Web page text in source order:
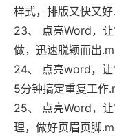
样式，排版又快又
23、 点亮Word，
做，迅速脱颖而出
24、 点亮word，让
5分钟搞定重复工作
25、 点亮Word，
理，做好页眉页脚